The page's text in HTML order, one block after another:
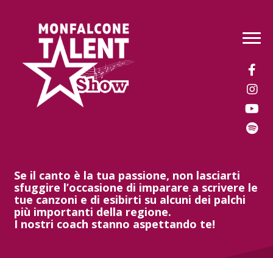
navigazione
contenuto
Se il canto è la tua passione, non lasciarti
sfuggire l’occasione di imparare a scrivere le
tue canzoni e di esibirti su alcuni dei palchi
più importanti della regione.
I nostri coach stanno aspettando te!